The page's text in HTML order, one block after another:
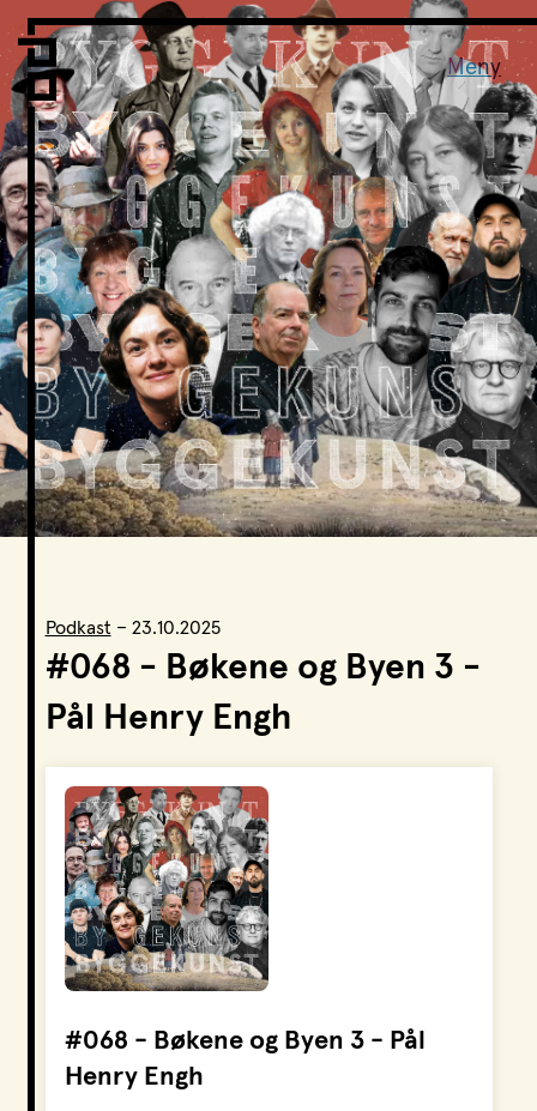
Meny
Vi er LPO
Folk
Vår metode
Vår organisering
Vår historie
Hva vi gjør
Prosjekter
Nyheter
Kontakt
Podkast
LPO Familien
LPO Oslo
LPO Lillehammer
LOF
Podkast – 23.10.2025
#068 - Bøkene og Byen 3 -
Pål Henry Engh
#068 - Bøkene og Byen 3 - Pål
Henry Engh